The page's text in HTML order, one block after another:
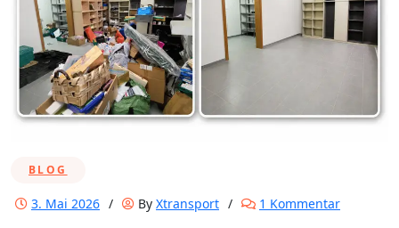
BLOG
3. Mai 2026 / By Xtransport / 1 Kommentarzu